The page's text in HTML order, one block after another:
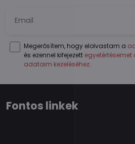
Megerősítem, hogy elolvastam a
és ezennel kifejezett
adataim kezeléséhez.
Fontos linkek